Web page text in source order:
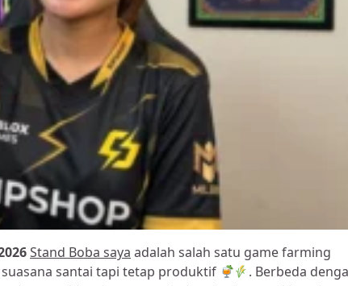
Stand Boba saya adalah salah satu game farming
santai tapi tetap produktif
. Berbeda